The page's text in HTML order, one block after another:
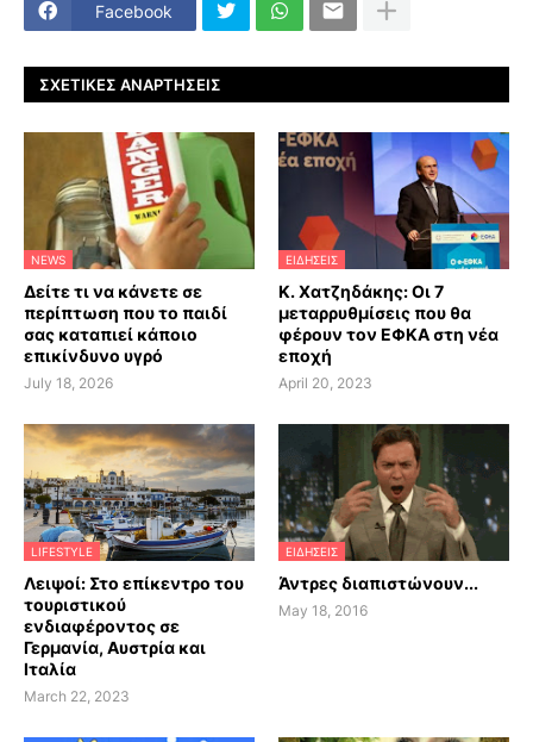
Facebook
ΣΧΕΤΙΚΈΣ ΑΝΑΡΤΉΣΕΙΣ
NEWS
Δείτε τι να κάνετε σε
περίπτωση που το παιδί
σας καταπιεί κάποιο
επικίνδυνο υγρό
July 18, 2026
ΕΙΔΗΣΕΙΣ
Κ. Χατζηδάκης: Οι 7
μεταρρυθμίσεις που θα
φέρουν τον ΕΦΚΑ στη νέα
εποχή
April 20, 2023
LIFESTYLE
Λειψοί: Στο επίκεντρο του
τουριστικού
ενδιαφέροντος σε
Γερμανία, Αυστρία και
Ιταλία
March 22, 2023
ΕΙΔΗΣΕΙΣ
Άντρες διαπιστώνουν...
May 18, 2016